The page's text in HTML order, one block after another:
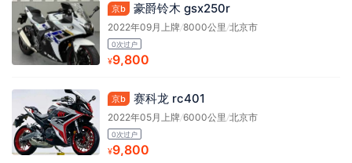
京b 豪爵铃木 gsx250r
2022年09月上牌/8000公里/北京市
0次过户
¥9,800
京b 赛科龙 rc401
2022年05月上牌/6000公里/北京市
0次过户
¥9,800